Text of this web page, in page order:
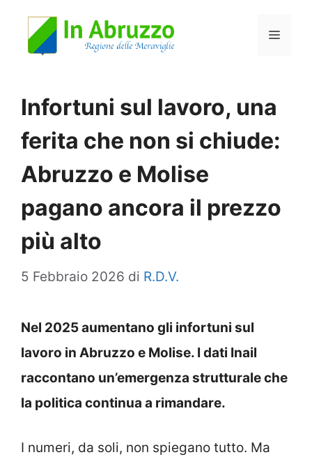
Menu
Infortuni sul lavoro, una
ferita che non si chiude:
Abruzzo e Molise
pagano ancora il prezzo
più alto
5 Febbraio 2026 di R.D.V.
Nel 2025 aumentano gli infortuni sul
lavoro in Abruzzo e Molise. I dati Inail
raccontano un’emergenza strutturale che
la politica continua a rimandare.
I numeri, da soli, non spiegano tutto. Ma